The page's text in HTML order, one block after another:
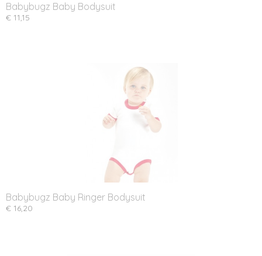
Babybugz Baby Bodysuit
€ 11,15
Babybugz Baby Ringer Bodysuit
€ 16,20